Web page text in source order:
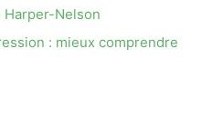
Harper-Nelson
: mieux comprendre